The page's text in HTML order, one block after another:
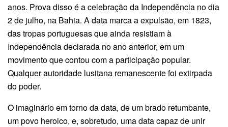
anos. Prova disso é a celebração da Independência no dia
2 de julho, na Bahia. A data marca a expulsão, em 1823,
das tropas portuguesas que ainda resistiam à
Independência declarada no ano anterior, em um
movimento que contou com a participação popular.
Qualquer autoridade lusitana remanescente foi extirpada
do poder.
O imaginário em torno da data, de um brado retumbante,
um povo heroico, e, sobretudo, uma data capaz de unir